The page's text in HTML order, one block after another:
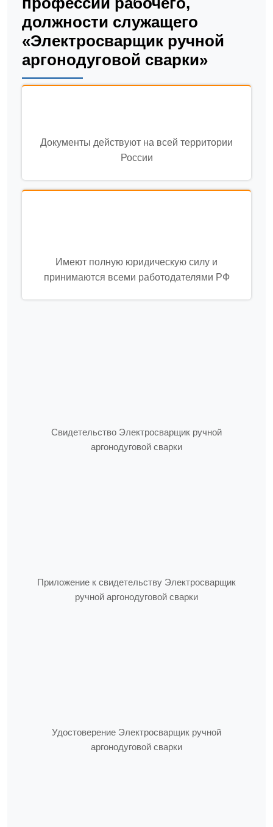
должности служащего
«Электросварщик ручной
аргонодуговой сварки»
Документы действуют на всей территории
России
Имеют полную юридическую силу и
принимаются всеми работодателями РФ
Свидетельство Электросварщик ручной
аргонодуговой сварки
Приложение к свидетельству Электросварщик
ручной аргонодуговой сварки
Удостоверение Электросварщик ручной
аргонодуговой сварки